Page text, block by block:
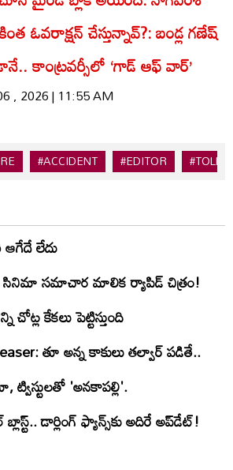
ఓవరాక్షన్ చేస్తున్నావ్?: బండ్ల గణేష్
కాంట్రవర్సీలో ‘గాడ్ ఆఫ్ వార్’
, 2026 | 11:55 AM
#ACCIDENT #EDITOR
లేదు
సినిమా సమాచార మాలిక ర్యాపిడ్ చిత్రం!
చోట్ల కేకలు పెట్టిస్తుంది
తూ అన్న కాకులు తల్వార్ పడితే..
'అనకాపల్లి'.
డార్లింగ్ ఫ్యాన్స్‌కు అదిరే అప్‌డేట్!